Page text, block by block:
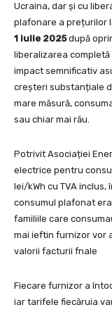
Ucraina, dar şi cu
plafonare a prețurilor
1 iulie 2025după
liberalizarea
impact semnificativ
creșteri substanțiale
mare măsură,
sau chiar mai rău.
Potrivit Asociației
electrice pentru
lei/kWh cu TVA
consumul plafonat
familiile care
mai ieftin furnizor vor
valorii facturii fnale
Fiecare furnizor a
iar tarifele fiecăruia